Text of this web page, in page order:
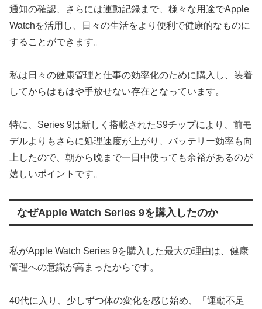
通知の確認、さらには運動記録まで、様々な用途でApple
Watchを活用し、日々の生活をより便利で健康的なものに
することができます。
私は日々の健康管理と仕事の効率化のために購入し、装着
してからはもはや手放せない存在となっています。
特に、Series 9は新しく搭載されたS9チップにより、前モ
デルよりもさらに処理速度が上がり、バッテリー効率も向
上したので、朝から晩まで一日中使っても余裕があるのが
嬉しいポイントです。
なぜApple Watch Series 9を購入したのか
私がApple Watch Series 9を購入した最大の理由は、健康
管理への意識が高まったからです。
40代に入り、少しずつ体の変化を感じ始め、「運動不足